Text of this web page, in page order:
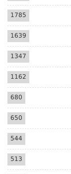
1785
1639
1347
1162
680
650
544
513